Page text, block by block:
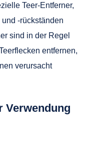
Teer-Entferner,
-rückständen
sind in der Regel
entfernen,
verursacht
Verwendung